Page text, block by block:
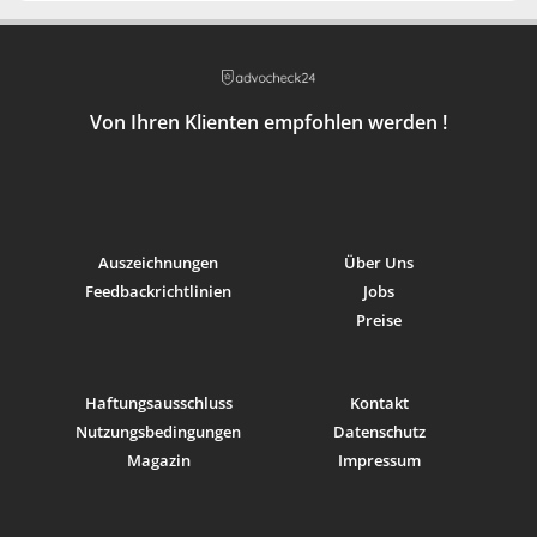
2000: Auditor am Bezirksgericht Zürich
für Wirtschaft und Arbeit des Kantons Thurgau
(SKG)
Verein Pikett Strafverteidigung
Alumni-Organisation der
Club zur Geduld, Winterthur
Von Ihren Klienten empfohlen werden !
Auszeichnungen
Feedbackrichtlinien
Über Uns
Jobs
Preise
Haftungsausschluss
Nutzungsbedingungen
Magazin
Kontakt
Datenschutz
Impressum